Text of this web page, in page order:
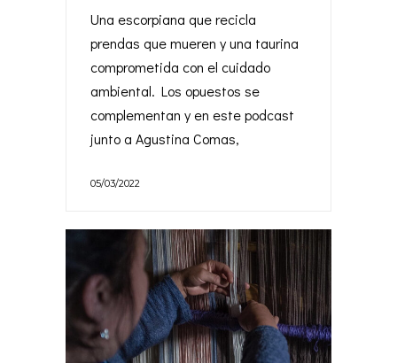
Una escorpiana que recicla
prendas que mueren y una taurina
comprometida con el cuidado
ambiental. Los opuestos se
complementan y en este podcast
junto a Agustina Comas,
05/03/2022